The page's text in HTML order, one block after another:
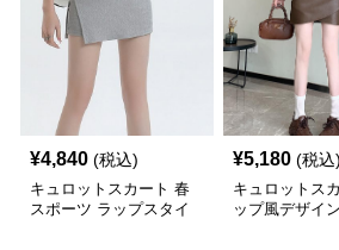
¥4,840 (税込)
キュロットスカート 春
スポーツ ラップスタイ
¥5,180 (税込)
キュロットス
ップ風デザイ